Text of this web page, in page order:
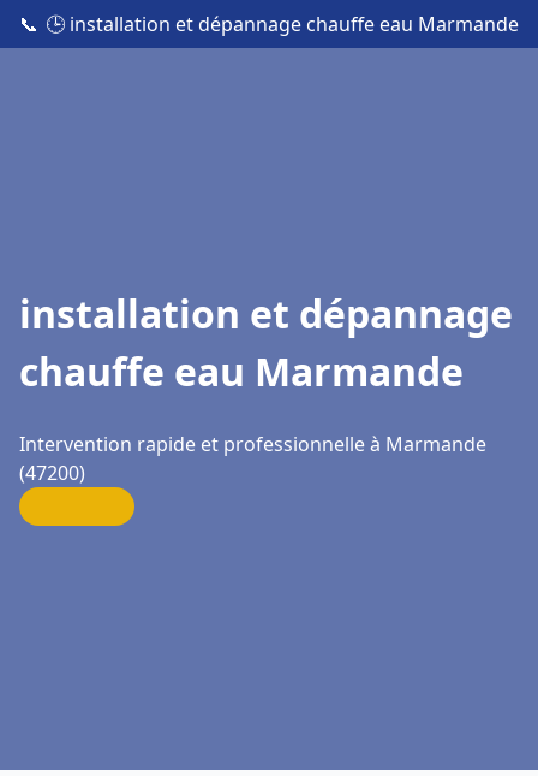
📞 🕒 installation et dépannage chauffe eau Marmande
installation et dépannage
chauffe eau Marmande
Intervention rapide et professionnelle à Marmande
(47200)